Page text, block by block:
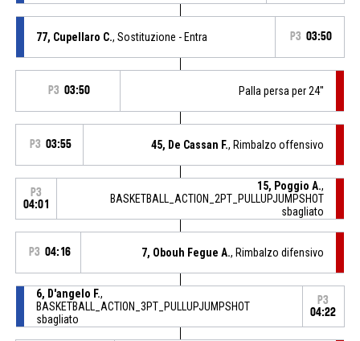
77, Cupellaro C., Sostituzione - Entra P3 03:50
P3 03:50 Palla persa per 24''
P3 03:55 45, De Cassan F., Rimbalzo offensivo
P3
04:01
15, Poggio A.,
BASKETBALL_ACTION_2PT_PULLUPJUMPSHOT
sbagliato
P3 04:16 7, Obouh Fegue A., Rimbalzo difensivo
6, D'angelo F.,
BASKETBALL_ACTION_3PT_PULLUPJUMPSHOT
sbagliato
P3
04:22